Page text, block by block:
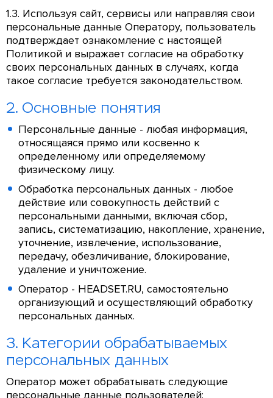
1.3. Используя сайт, сервисы или направляя свои
персональные данные Оператору, пользователь
подтверждает ознакомление с настоящей
Политикой и выражает согласие на обработку
своих персональных данных в случаях, когда
такое согласие требуется законодательством.
2. Основные понятия
Персональные данные - любая информация,
относящаяся прямо или косвенно к
определенному или определяемому
физическому лицу.
Обработка персональных данных - любое
действие или совокупность действий с
персональными данными, включая сбор,
запись, систематизацию, накопление, хранение,
уточнение, извлечение, использование,
передачу, обезличивание, блокирование,
удаление и уничтожение.
Оператор - HEADSET.RU, самостоятельно
организующий и осуществляющий обработку
персональных данных.
3. Категории обрабатываемых
персональных данных
Оператор может обрабатывать следующие
персональные данные пользователей: